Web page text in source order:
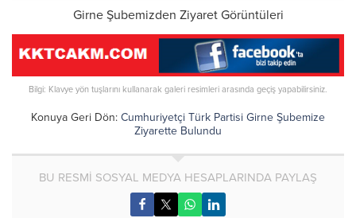
Girne Şubemizden Ziyaret Görüntüleri
Bilgi: Klavye yön tuşlarını kullanarak galeri resimleri arasında geçiş yapabilirsiniz.
Konuya Geri Dön: Cumhuriyetçi Türk Partisi Girne Şubemize
Ziyarette Bulundu
BU RESMİ SOSYAL MEDYA HESAPLARINDA PAYLAŞ